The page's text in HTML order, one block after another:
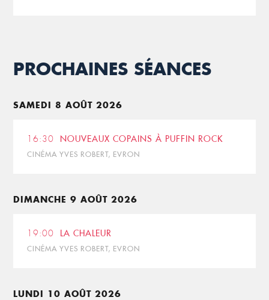
PROCHAINES SÉANCES
SAMEDI 8 AOÛT 2026
16:30 NOUVEAUX COPAINS À PUFFIN ROCK
CINÉMA YVES ROBERT, EVRON
DIMANCHE 9 AOÛT 2026
19:00 LA CHALEUR
CINÉMA YVES ROBERT, EVRON
LUNDI 10 AOÛT 2026